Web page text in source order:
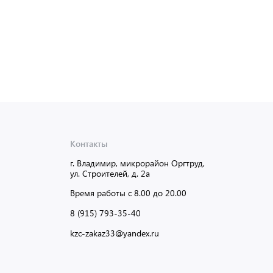
Контакты
г. Владимир, микрорайон Оргтруд,
ул. Строителей, д. 2а
Время работы с 8.00 до 20.00
8 (915) 793-35-40
kzc-zakaz33@yandex.ru